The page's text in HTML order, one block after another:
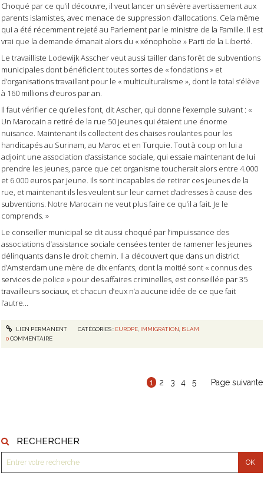
RECHERCHER
Choqué par ce qu’il découvre, il veut lancer un sévère avertissement aux
parents islamistes, avec menace de suppression d’allocations. Cela même
qui a été récemment rejeté au Parlement par le ministre de la Famille. Il est
vrai que la demande émanait alors du « xénophobe » Parti de la Liberté.
Le travailliste Lodewijk Asscher veut aussi tailler dans forêt de subventions
municipales dont bénéficient toutes sortes de « fondations » et
d’organisations travaillant pour le « multiculturalisme », dont le total s’élève
à 160 millions d’euros par an.
Il faut vérifier ce qu’elles font, dit Ascher, qui donne l’exemple suivant : «
Un Marocain a retiré de la rue 50 jeunes qui étaient une énorme
nuisance. Maintenant ils collectent des chaises roulantes pour les
handicapés au Surinam, au Maroc et en Turquie. Tout à coup on lui a
adjoint une association d’assistance sociale, qui essaie maintenant de lui
prendre les jeunes, parce que cet organisme toucherait alors entre 4.000
et 6.000 euros par jeune. Ils sont incapables de retirer ces jeunes de la
rue, et maintenant ils les veulent sur leur carnet d’adresses à cause des
subventions. Notre Marocain ne veut plus faire ce qu’il a fait. Je le
comprends. »
Le conseiller municipal se dit aussi choqué par l’impuissance des
associations d’assistance sociale censées tenter de ramener les jeunes
délinquants dans le droit chemin. Il a découvert que dans un district
d’Amsterdam une mère de dix enfants, dont la moitié sont « connus des
services de police » pour des affaires criminelles, est conseillée par 35
travailleurs sociaux, et chacun d’eux n’a aucune idée de ce que fait
l’autre…
LIEN PERMANENT CATÉGORIES : EUROPE, IMMIGRATION ISLAM
0COMMENTAIRE
1 2 3 4 5 Page suivante